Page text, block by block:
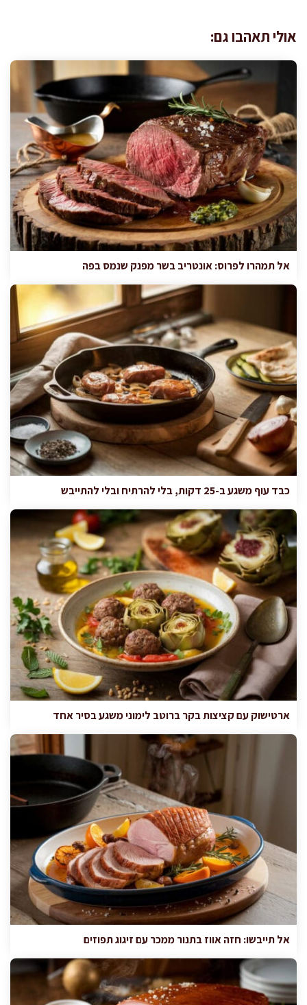
אולי תאהבו גם:
אל תמהרו לפרוס: אונטריב בשר מפנק שנמס בפה
כבד עוף משגע ב-25 דקות, בלי להרתיח ובלי להתייבש
ארטישוק עם קציצות בקר ברוטב לימוני משגע בסיר אחד
אל תייבשו: חזה אווז בתנור ממכר עם זיגוג תפוזים